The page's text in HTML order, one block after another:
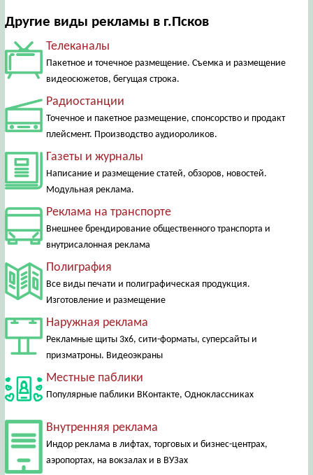
Другие виды рекламы в г.Псков
Телеканалы
Пакетное и точечное размещение. Съемка и размещение
видеосюжетов, бегущая строка.
Радиостанции
Точечное и пакетное размещение, спонсорство и продакт
плейсмент. Производство аудиороликов.
Газеты и журналы
Написание и размещение статей, обзоров, новостей.
Модульная реклама.
Реклама на транспорте
Внешнее брендирование общественного транспорта и
внутрисалонная реклама
Полиграфия
Все виды печати и полиграфическая продукция.
Изготовление и размещение
Наружная реклама
Рекламные щиты 3х6, сити-форматы, суперсайты и
призматроны. Видеоэкраны
Местные паблики
Популярные паблики ВКонтакте, Одноклассниках
Внутренняя реклама
Индор реклама в лифтах, торговых и бизнес-центрах,
аэропортах, на вокзалах и в ВУЗах